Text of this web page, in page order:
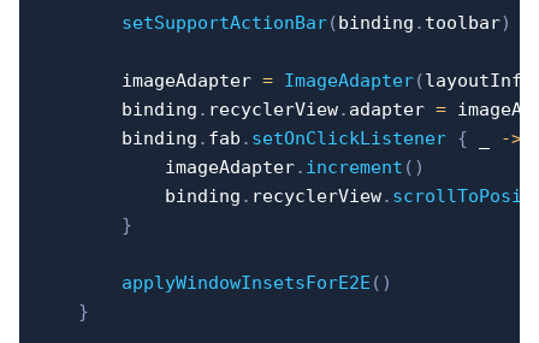
setSupportActionBar(binding . toolbar)
        imageAdapter
= ImageAdapter(
        binding
. recyclerView. adapter =
        binding
. fab . setOnClickListener {
->
            imageAdapter
. increment ( )
            binding
. recyclerView.
}
applyWindowInsetsForE2E ( )
}